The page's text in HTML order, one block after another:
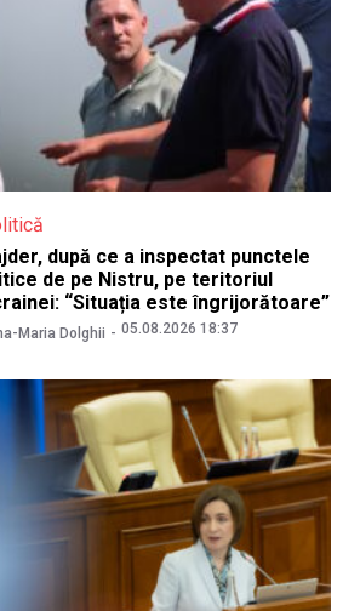
după ce a inspectat punctele
de pe Nistru, pe teritoriul
“Situația este îngrijorătoare”
Maria Dolghii 05.08.2026 18:37